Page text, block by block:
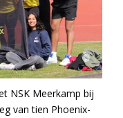
NSK Meerkamp bij
van tien Phoenix-